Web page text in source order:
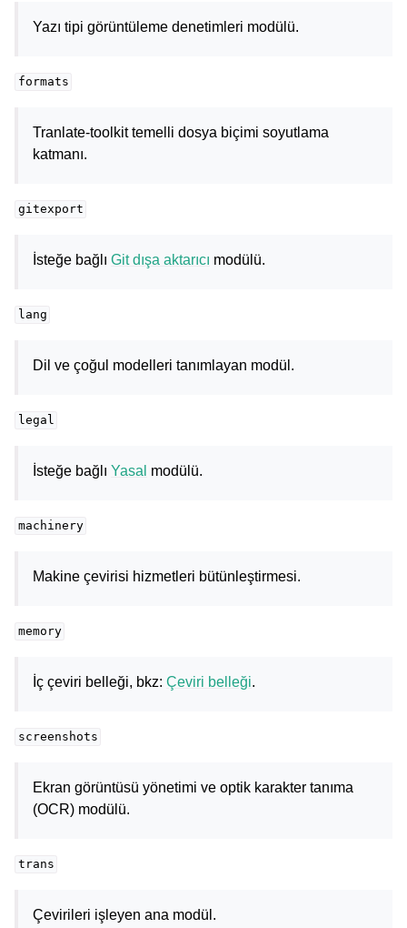
Yazı tipi görüntüleme denetimleri modülü.
formats
Tranlate-toolkit temelli dosya biçimi soyutlama
katmanı.
gitexport
İsteğe bağlı Git dışa aktarıcı modülü.
lang
Dil ve çoğul modelleri tanımlayan modül.
legal
İsteğe bağlı Yasal modülü.
machinery
Makine çevirisi hizmetleri bütünleştirmesi.
memory
İç çeviri belleği, bkz: Çeviri belleği.
screenshots
Ekran görüntüsü yönetimi ve optik karakter tanıma
(OCR) modülü.
trans
Çevirileri işleyen ana modül.